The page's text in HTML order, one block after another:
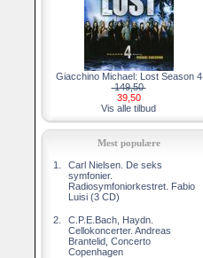
Giacchino Michael: Lost Season 4
149,50
39,50
Vis alle tilbud
Mest populære
1.
Carl Nielsen. De seks
symfonier.
Radiosymfoniorkestret. Fabio
Luisi (3 CD)
2.
C.P.E.Bach, Haydn.
Cellokoncerter. Andreas
Brantelid, Concerto
Copenhagen